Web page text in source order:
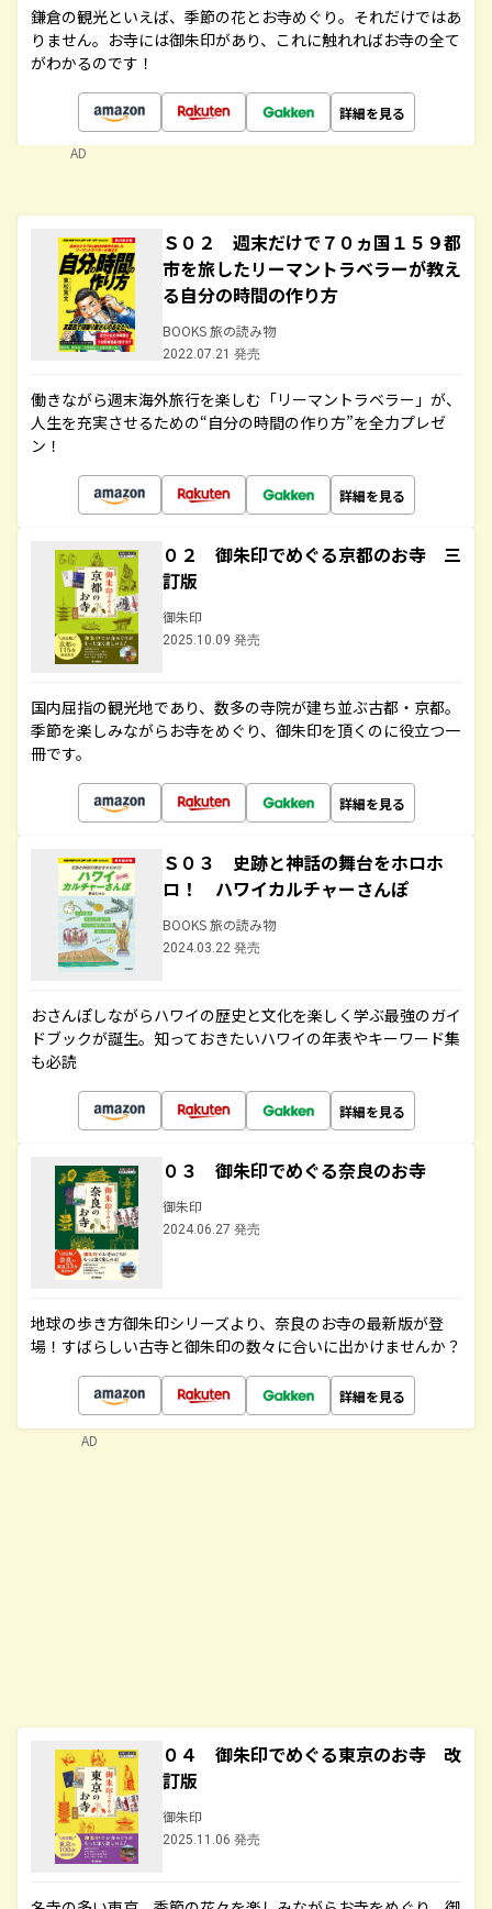
鎌倉の観光といえば、季節の花とお寺めぐり。それだけではあ
りません。お寺には御朱印があり、これに触れればお寺の全て
がわかるのです！
詳細を見る
AD
Ｓ０２ 週末だけで７０ヵ国１５９都
市を旅したリーマントラベラーが教え
る自分の時間の作り方
BOOKS 旅の読み物
2022.07.21 発売
働きながら週末海外旅行を楽しむ「リーマントラベラー」が、
人生を充実させるための“自分の時間の作り方”を全力プレゼ
ン！
詳細を見る
０２ 御朱印でめぐる京都のお寺 三
訂版
御朱印
2025.10.09 発売
国内屈指の観光地であり、数多の寺院が建ち並ぶ古都・京都。
季節を楽しみながらお寺をめぐり、御朱印を頂くのに役立つ一
冊です。
詳細を見る
Ｓ０３ 史跡と神話の舞台をホロホ
ロ！ ハワイカルチャーさんぽ
BOOKS 旅の読み物
2024.03.22 発売
おさんぽしながらハワイの歴史と文化を楽しく学ぶ最強のガイ
ドブックが誕生。知っておきたいハワイの年表やキーワード集
も必読
詳細を見る
０３ 御朱印でめぐる奈良のお寺
御朱印
2024.06.27 発売
地球の歩き方御朱印シリーズより、奈良のお寺の最新版が登
場！すばらしい古寺と御朱印の数々に合いに出かけませんか？
詳細を見る
０４ 御朱印でめぐる東京のお寺 改
訂版
御朱印
2025.11.06 発売
AD